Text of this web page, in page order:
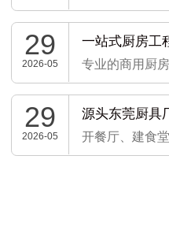
29
2026-05
一站式厨房工
专业的商用厨
29
2026-05
源头东莞厨具
开餐厅、建食